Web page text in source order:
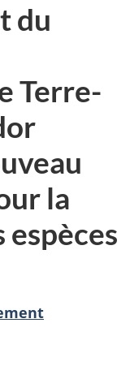
du
Terre-
la